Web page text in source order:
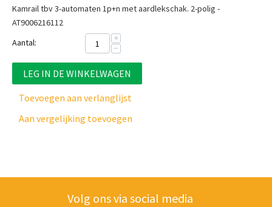
Kamrail tbv 3-automaten 1p+n met aardlekschak. 2-polig -
AT9006216112
Aantal:
+
−
LEG IN DE WINKELWAGEN
Toevoegen aan verlanglijst
Aan vergelijking toevoegen
Volg ons via social media